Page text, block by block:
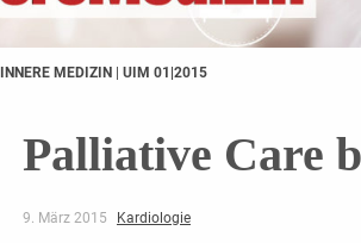
MEDIZIN | UIM 01|2015
Palliative Care
9. März 2015 Kardiologie